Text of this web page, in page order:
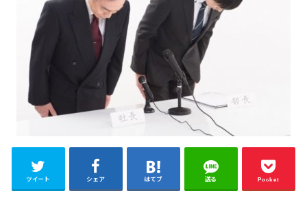
ツイート シェア はてブ 送る Pocket